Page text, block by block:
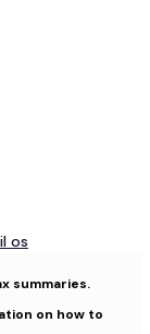
os
summaries.
on how to